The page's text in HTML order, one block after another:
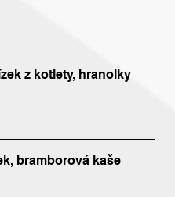
z kotlety, hranolky
bramborová kaše